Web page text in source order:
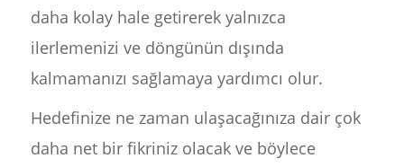
daha kolay hale getirerek yalnızca
ilerlemenizi ve döngünün dışında
kalmamanızı sağlamaya yardımcı olur.
Hedefinize ne zaman ulaşacağınıza dair çok
daha net bir fikriniz olacak ve böylece